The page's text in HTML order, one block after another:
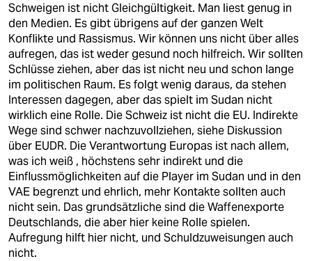
Schweigen ist nicht Gleichgültigkeit. Man liest genug in
den Medien. Es gibt übrigens auf der ganzen Welt
Konflikte und Rassismus. Wir können uns nicht über alles
aufregen, das ist weder gesund noch hilfreich. Wir sollten
Schlüsse ziehen, aber das ist nicht neu und schon lange
im politischen Raum. Es folgt wenig daraus, da stehen
Interessen dagegen, aber das spielt im Sudan nicht
wirklich eine Rolle. Die Schweiz ist nicht die EU. Indirekte
Wege sind schwer nachzuvollziehen, siehe Diskussion
über EUDR. Die Verantwortung Europas ist nach allem,
was ich weiß , höchstens sehr indirekt und die
Einflussmöglichkeiten auf die Player im Sudan und in den
VAE begrenzt und ehrlich, mehr Kontakte sollten auch
nicht sein. Das grundsätzliche sind die Waffenexporte
Deutschlands, die aber hier keine Rolle spielen.
Aufregung hilft hier nicht, und Schuldzuweisungen auch
nicht.